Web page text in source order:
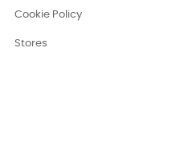
Cookie Policy
Stores